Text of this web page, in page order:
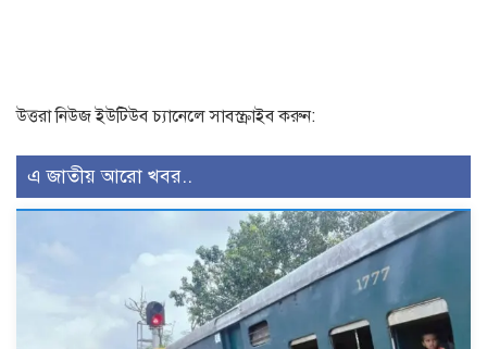
উত্তরা নিউজ ইউটিউব চ্যানেলে সাবস্ক্রাইব করুন:
এ জাতীয় আরো খবর..